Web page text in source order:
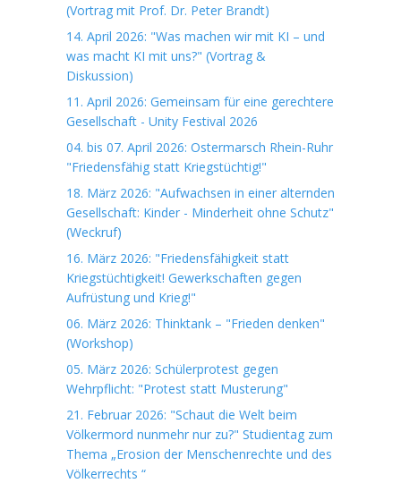
(Vortrag mit Prof. Dr. Peter Brandt)
14. April 2026: "Was machen wir mit KI – und
was macht KI mit uns?" (Vortrag &
Diskussion)
11. April 2026: Gemeinsam für eine gerechtere
Gesellschaft - Unity Festival 2026
04. bis 07. April 2026: Ostermarsch Rhein-Ruhr
"Friedensfähig statt Kriegstüchtig!"
18. März 2026: "Aufwachsen in einer alternden
Gesellschaft: Kinder - Minderheit ohne Schutz"
(Weckruf)
16. März 2026: "Friedensfähigkeit statt
Kriegstüchtigkeit! Gewerkschaften gegen
Aufrüstung und Krieg!"
06. März 2026: Thinktank – "Frieden denken"
(Workshop)
05. März 2026: Schülerprotest gegen
Wehrpflicht: "Protest statt Musterung"
21. Februar 2026: "Schaut die Welt beim
Völkermord nunmehr nur zu?" Studientag zum
Thema „Erosion der Menschenrechte und des
Völkerrechts “